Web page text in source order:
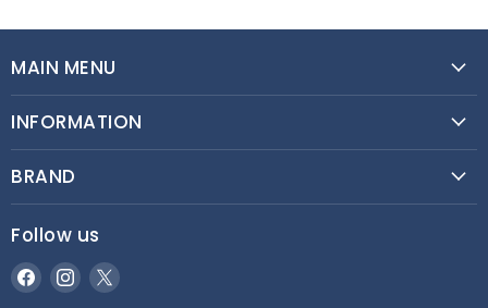
MAIN MENU
INFORMATION
BRAND
Follow us
FacebookInstagram
Twitter